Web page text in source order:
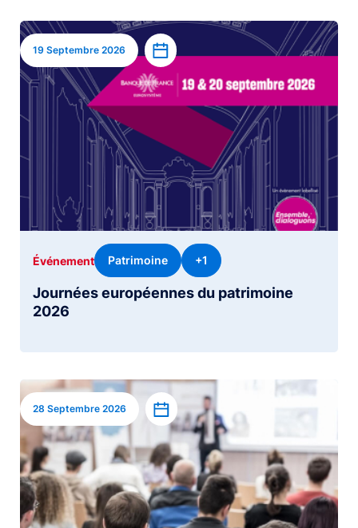
Image
19 Septembre 2026 Ajouter à l’agenda
Journées européennes du patrimoine
2026
Événement Patrimoine +1
Image
28 Septembre 2026 Ajouter à l’agenda